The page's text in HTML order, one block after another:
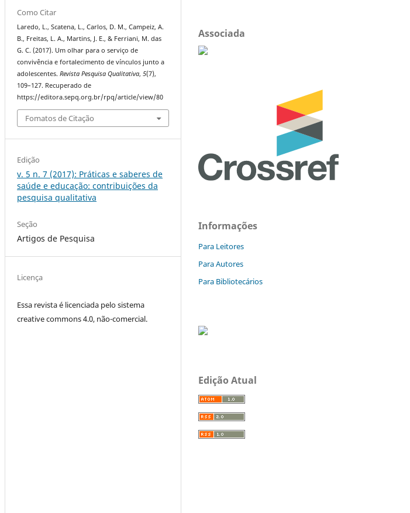
Como Citar
Laredo, L., Scatena, L., Carlos, D. M., Campeiz, A.
B., Freitas, L. A., Martins, J. E., & Ferriani, M. das
G. C. (2017). Um olhar para o serviço de
convivência e fortalecimento de vínculos junto a
adolescentes.Revista Pesquisa Qualitativa,5(7),
109–127. Recuperado de
https://editora.sepq.org.br/rpq/article/view/80
Fomatos de Citação
Edição
v. 5 n. 7 (2017): Práticas e saberes de
saúde e educação: contribuições da
pesquisa qualitativa
Seção
Artigos de Pesquisa
Licença
Essa revista é licenciada pelo sistema
creative commons 4.0, não-comercial.
Associada
Informações
Para Leitores
Para Autores
Para Bibliotecários
Edição Atual